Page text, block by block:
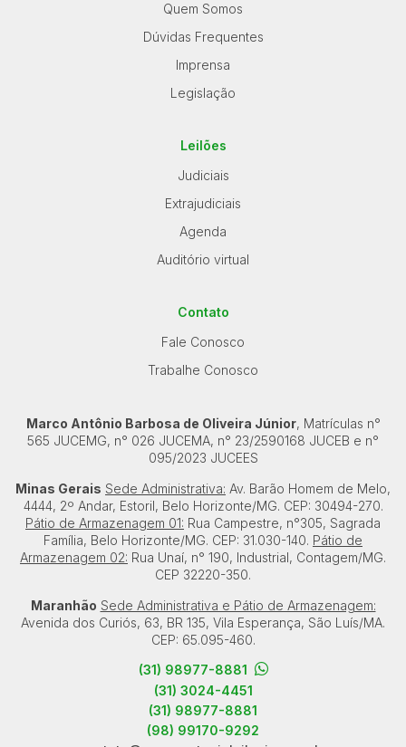
Quem Somos
Dúvidas Frequentes
Imprensa
Legislação
Leilões
Judiciais
Extrajudiciais
Agenda
Auditório virtual
Contato
Fale Conosco
Trabalhe Conosco
Marco Antônio Barbosa de Oliveira Júnior, Matrículas n°
565 JUCEMG, n° 026 JUCEMA, n° 23/2590168 JUCEB e n°
095/2023 JUCEES
Minas Gerais Sede Administrativa: Av. Barão Homem de Melo,
4444, 2º Andar, Estoril, Belo Horizonte/MG. CEP: 30494-270.
Pátio de Armazenagem 01: Rua Campestre, n°305, Sagrada
Família, Belo Horizonte/MG. CEP: 31.030-140. Pátio de
Armazenagem 02: Rua Unaí, n° 190, Industrial, Contagem/MG.
CEP 32220-350.
Maranhão Sede Administrativa e Pátio de Armazenagem:
Avenida dos Curiós, 63, BR 135, Vila Esperança, São Luís/MA.
CEP: 65.095-460.
(31) 98977-8881
(31) 3024-4451
(31) 98977-8881
(98) 99170-9292